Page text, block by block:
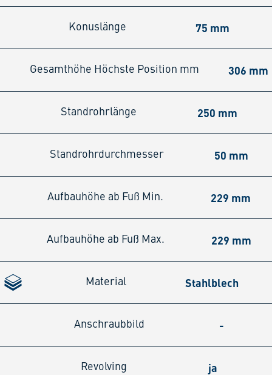
Konuslänge 75 mm
Gesamthöhe Höchste Position mm 306 mm
Standrohrlänge 250 mm
Standrohrdurchmesser 50 mm
Aufbauhöhe ab Fuß Min. 229 mm
Aufbauhöhe ab Fuß Max. 229 mm
Material Stahlblech
Anschraubbild -
Revolving ja